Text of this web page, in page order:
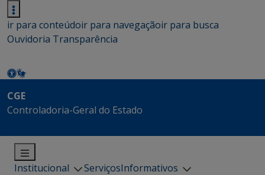
ir para conteúdoir para navegaçãoir para busca
Ouvidoria Transparência
CGE
Controladoria-Geral do Estado
Institucional ServiçosInformativos